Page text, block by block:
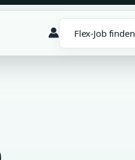
Flex-Job finden